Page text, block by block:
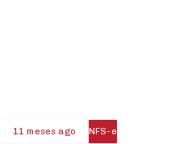
11 meses ago NFS-e